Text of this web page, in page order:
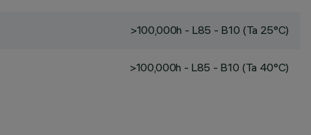
>100,000h - L85 - B10 (Ta 25°C)
>100,000h - L85 - B10 (Ta 40°C)